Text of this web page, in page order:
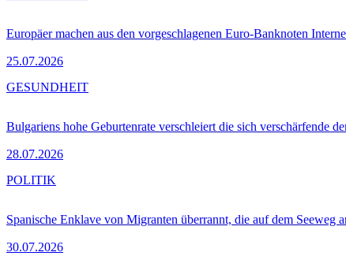
Europäer machen aus den vorgeschlagenen Euro-Banknoten
25.07.2026
Bulgariens hohe Geburtenrate verschleiert die sich verschärfende
28.07.2026
GESUNDHEIT
Spanische Enklave von Migranten überrannt, die auf dem Seeweg
30.07.2026
POLITIK